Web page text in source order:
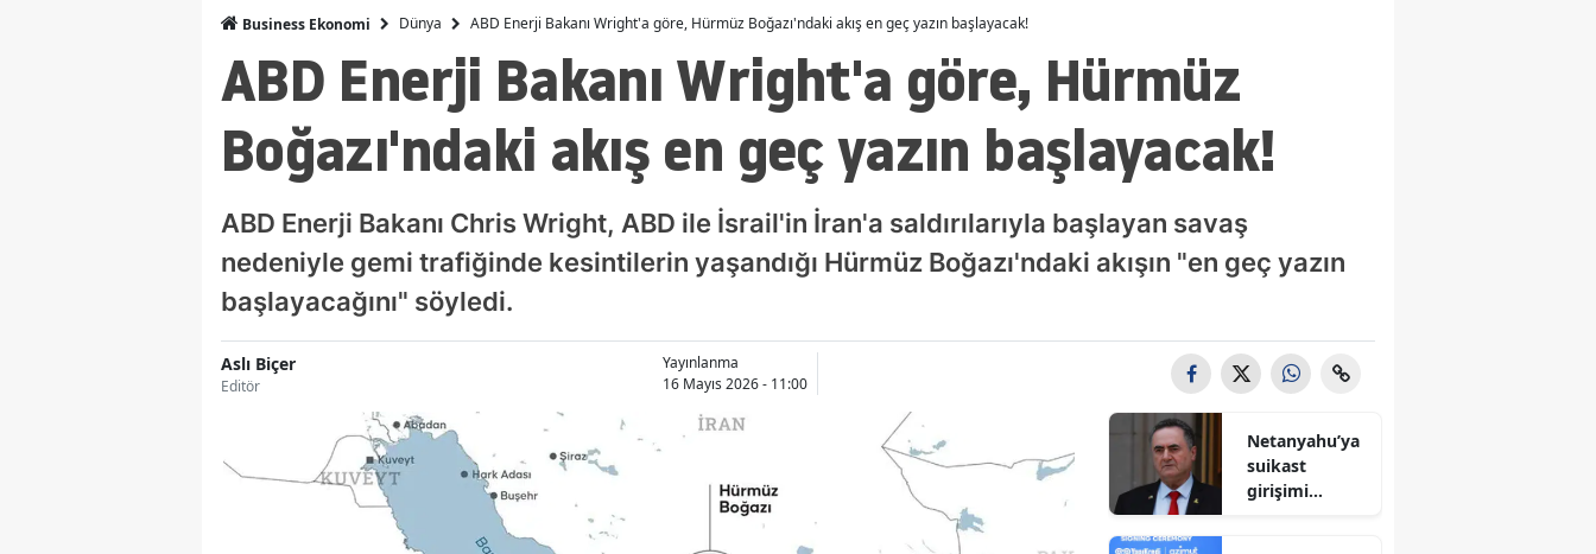
Business Ekonomi Dünya ABD Enerji Bakanı Wright'a göre, Hürmüz Boğazı'ndaki akış en geç yazın başlayacak!
ABD Enerji Bakanı Wright'a göre, Hürmüz
Boğazı'ndaki akış en geç yazın başlayacak!
ABD Enerji Bakanı Chris Wright, ABD ile İsrail'in İran'a saldırılarıyla başlayan savaş
nedeniyle gemi trafiğinde kesintilerin yaşandığı Hürmüz Boğazı'ndaki akışın "en geç yazın
başlayacağını" söyledi.
Aslı Biçer
Editör
Yayınlanma
16 Mayıs 2026 - 11:00
Netanyahu’ya
suikast
girişimi